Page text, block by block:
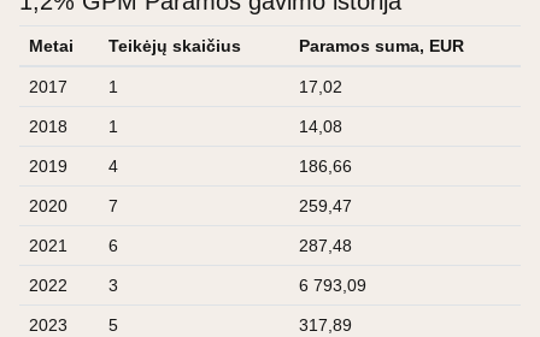
Metai Teikėjų skaičius Paramos suma, EUR
2017 1 17,02
2018 1 14,08
2019 4 186,66
2020 7 259,47
2021 6 287,48
2022 3 6 793,09
2023 5 317,89